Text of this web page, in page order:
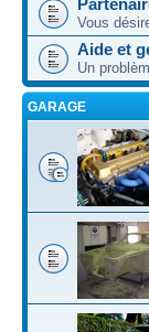
Vous
Aide et
Un
GARAGE